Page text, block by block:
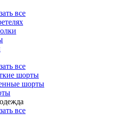
все
все
шорты
шорты
все